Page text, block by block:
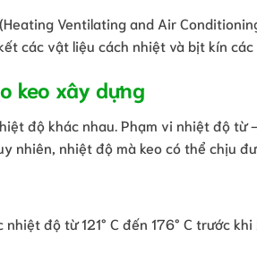
(Heating Ventilating and Air
các vật liệu cách nhiệt và bịt kín
keo xây dựng
độ khác nhau. Phạm vi nhiệt độ từ
nhiên, nhiệt độ mà keo có thể chịu
độ từ 121° C đến 176° C trước